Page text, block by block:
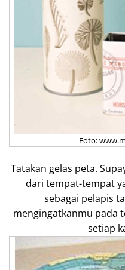
Foto:
Tatakan gelas peta.
dari tempat-tempat
sebagai pelapis
mengingatkanmu pada
setiap